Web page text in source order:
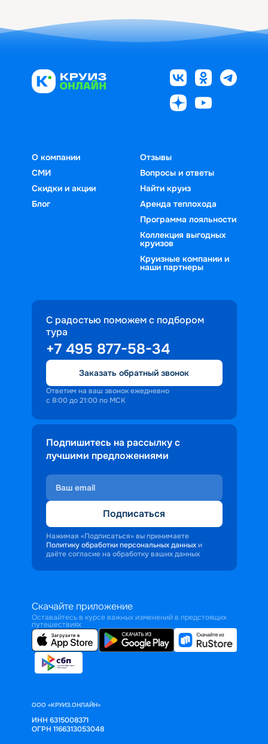
О компании
СМИ
Скидки и акции
Блог
Отзывы
Вопросы и ответы
Найти круиз
Аренда теплохода
Программа лояльности
Коллекция выгодных
круизов
Круизные компании и
наши партнеры
С радостью поможем с подбором
тура
+7 495 877-58-34
Заказать обратный звонок
Ответим на ваш звонок ежедневно
с 8:00 до 21:00 по МСК
Подпишитесь на рассылку с
лучшими предложениями
Подписаться
Нажимая «Подписаться» вы принимаете
Политику обработки персональных данных и
даёте согласие на обработку ваших данных
Скачайте приложение
Оставайтесь в курсе важных изменений в предстоящих
путешествиях
ООО «КРУИЗ.ОНЛАЙН»
ИНН 6315008371
ОГРН 1166313053048